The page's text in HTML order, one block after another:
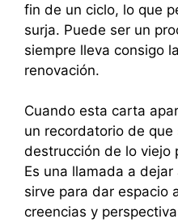
fin de un ciclo, lo que
surja. Puede ser un
siempre lleva consigo
renovación.
Cuando esta carta
un recordatorio de
destrucción de lo viejo
Es una llamada a
sirve para dar espacio
creencias y